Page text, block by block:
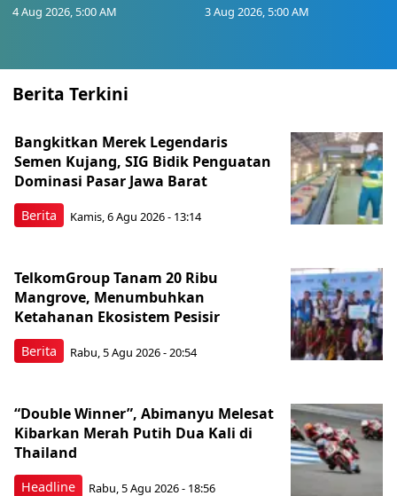
4 Aug 2026, 5:00 AM 3 Aug 2026, 5:00 AM
Berita Terkini
Berita
Bangkitkan Merek Legendaris
Semen Kujang, SIG Bidik Penguatan
Dominasi Pasar Jawa Barat
Kamis, 6 Agu 2026 - 13:14
Berita
TelkomGroup Tanam 20 Ribu
Mangrove, Menumbuhkan
Ketahanan Ekosistem Pesisir
Rabu, 5 Agu 2026 - 20:54
Headline
“Double Winner”, Abimanyu Melesat
Kibarkan Merah Putih Dua Kali di
Thailand
Rabu, 5 Agu 2026 - 18:56